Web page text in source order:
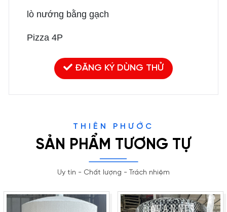
lò nướng bằng gạch
Pizza 4P
ĐĂNG KÝ DÙNG THỬ
THIÊN PHƯỚC
SẢN PHẨM TƯƠNG TỰ
Uy tín - Chất lượng - Trách nhiệm